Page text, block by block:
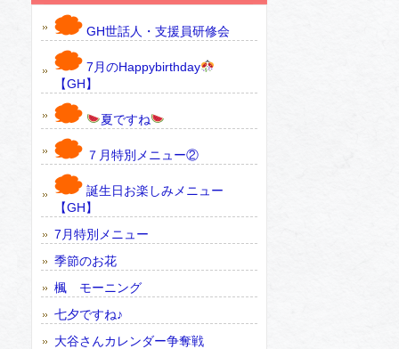
GH世話人・支援員研修会
7月のHappybirthday
【GH】
夏ですね
７月特別メニュー②
誕生日お楽しみメニュー
【GH】
7月特別メニュー
季節のお花
楓 モーニング
七夕ですね♪
大谷さんカレンダー争奪戦